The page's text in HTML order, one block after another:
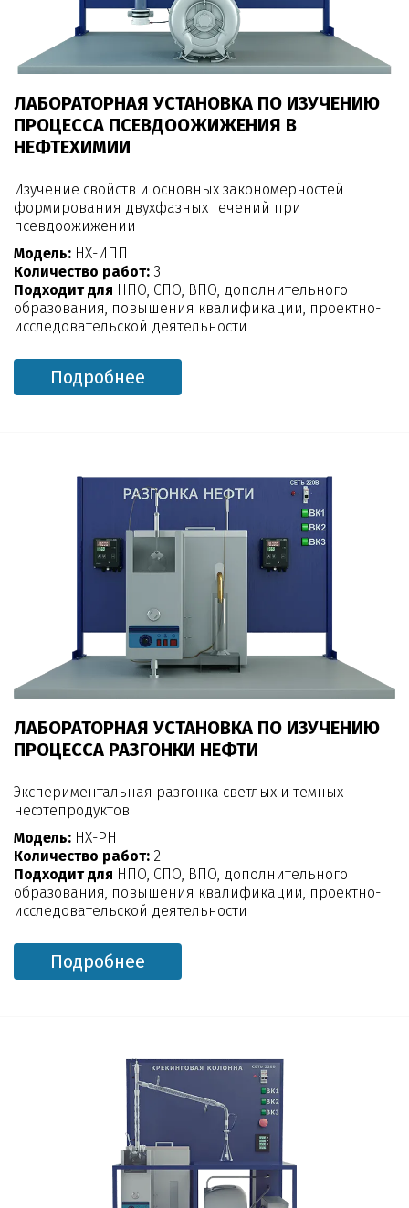
ЛАБОРАТОРНАЯ УСТАНОВКА ПО ИЗУЧЕНИЮ
ПРОЦЕССА ПСЕВДООЖИЖЕНИЯ В
НЕФТЕХИМИИ
Изучение свойств и основных закономерностей
формирования двухфазных течений при
псевдоожижении
Модель: НХ-ИПП
Количество работ: 3
Подходит для НПО, СПО, ВПО, дополнительного
образования, повышения квалификации, проектно-
исследовательской деятельности
Подробнее
ЛАБОРАТОРНАЯ УСТАНОВКА ПО ИЗУЧЕНИЮ
ПРОЦЕССА РАЗГОНКИ НЕФТИ
Экспериментальная разгонка светлых и темных
нефтепродуктов
Модель: НХ-РН
Количество работ: 2
Подходит для НПО, СПО, ВПО, дополнительного
образования, повышения квалификации, проектно-
исследовательской деятельности
Подробнее